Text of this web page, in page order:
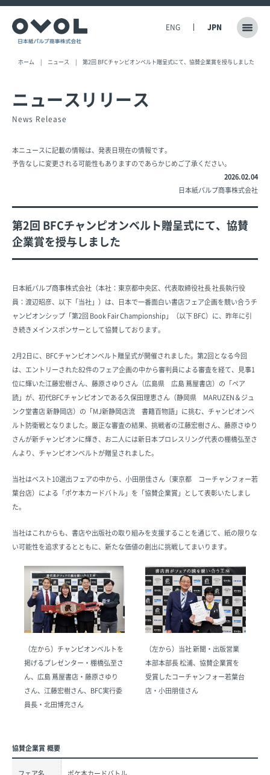
ENG JPN
ホーム ニュース 第2回 BFCチャンピオンベルト贈呈式にて、協賛企業賞を授与しました
ニュースリリース
News Release
本ニュースに記載の情報は、発表日現在の情報です。
予告なしに変更される可能性もありますのであらかじめご了承ください。
2026.02.04
日本紙パルプ商事株式会社
第2回 BFCチャンピオンベルト贈呈式にて、協賛
企業賞を授与しました
日本紙パルプ商事株式会社（本社：東京都中央区、代表取締役社長 社長執行役
員：渡辺昭彦、以下「当社」）は、日本で一番面白い書店フェア企画を競い合うチ
ャンピオンシップ「第2回 Book Fair Championship」（以下 BFC）に、昨年に引
き続きメインスポンサーとして協賛しております。
2月2日に、BFCチャンピオンベルト贈呈式が開催されました。第2回となる今回
は、エントリーされた82件のフェア企画の中から審判員による審査を経て、見事1
位に輝いた江藤宏樹さん、藤原さゆりさん（広島県 広島 蔦屋書店）の「ペア
読」が、初代BFCチャンピオンである久保田理恵さん（静岡県 MARUZEN＆ジュ
ンク堂書店 新静岡店）の「MJ新静岡店流 書籍百物語」に挑む、チャンピオンベ
ルト防衛戦となりました。厳正な審査の結果、挑戦者の江藤宏樹さん、藤原さゆり
さんが新チャンピオンに輝き、お二人には新日本プロレスリング代表の棚橋弘至さ
んより、チャンピオンベルトが贈呈されました。
当社はベスト10選出フェアの中から、小田朋佳さん（東京都 コーチャンフォー若
葉台店）による「ポケ本カードバトル」を「協賛企業賞」として表彰いたしまし
た。
当社はこれからも、書店や出版社の取り組みを支援することを通じて、紙の限りな
い可能性を追求するとともに、新たな価値の創出に挑戦してまいります。
（左から）チャンピオンベルトを
掲げるプレゼンター・棚橋弘至さ
ん、広島 蔦屋書店・藤原さゆり
さん、江藤宏樹さん、BFC実行委
員長・北田博充さん
（左から）当社 新聞・出版営業
本部本部長 松浦、協賛企業賞を
受賞したコーチャンフォー若葉台
店・小田朋佳さん
協賛企業賞 概要
ポケ本カードバトル